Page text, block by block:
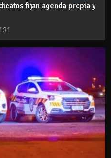
fijan agenda propia y
131